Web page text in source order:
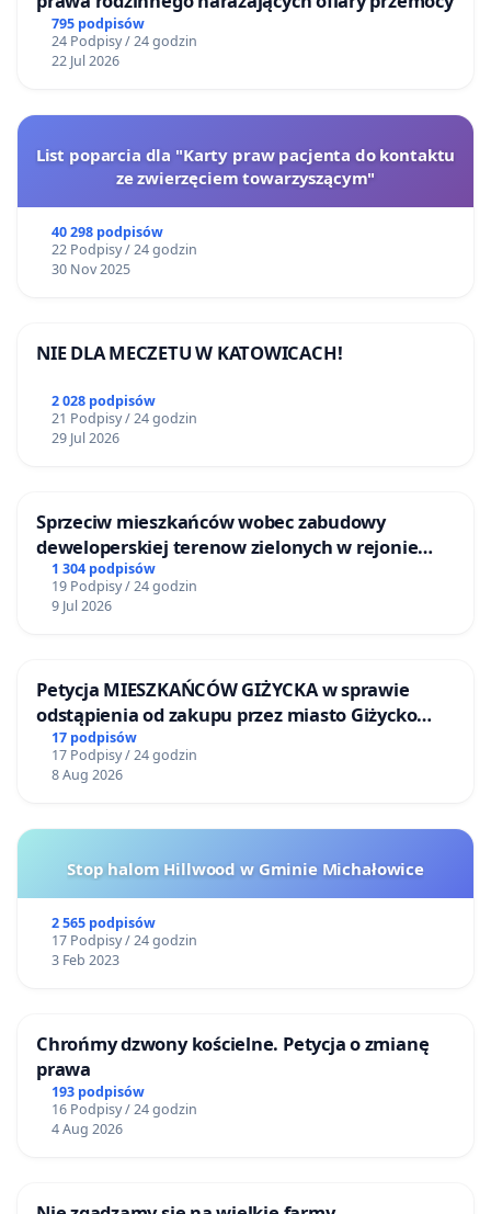
795 podpisów
24 Podpisy / 24 godzin
22 Jul 2026
List poparcia dla "Karty praw pacjenta do kontaktu
ze zwierzęciem towarzyszącym"
40 298 podpisów
22 Podpisy / 24 godzin
30 Nov 2025
NIE DLA MECZETU W KATOWICACH!
2 028 podpisów
21 Podpisy / 24 godzin
29 Jul 2026
Sprzeciw mieszkańców wobec zabudowy
deweloperskiej terenow zielonych w rejonie
Bulwarów Straceńskich w Bielsku-Białej
1 304 podpisów
19 Podpisy / 24 godzin
9 Jul 2026
Petycja MIESZKAŃCÓW GIŻYCKA w sprawie
odstąpienia od zakupu przez miasto Giżycko
nieruchomości położonej nad jeziorem Niegocin
17 podpisów
17 Podpisy / 24 godzin
8 Aug 2026
Stop halom Hillwood w Gminie Michałowice
2 565 podpisów
17 Podpisy / 24 godzin
3 Feb 2023
Chrońmy dzwony kościelne. Petycja o zmianę
prawa
193 podpisów
16 Podpisy / 24 godzin
4 Aug 2026